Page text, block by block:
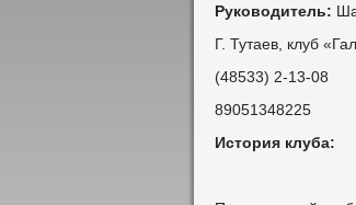
Руководитель:
Г. Тутаев, клуб
(48533) 2-13-08
89051348225
История клуба: